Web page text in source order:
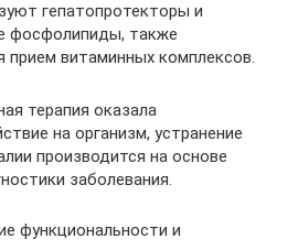
гепатопротекторы и
фосфолипиды, также
прием витаминных комплексов.
терапия оказала
на организм, устранение
производится на основе
заболевания.
функциональности и